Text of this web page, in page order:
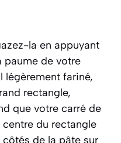
la en appuyant
paume de votre
légèrement fariné,
rectangle,
que votre carré de
centre du rectangle
de la pâte sur